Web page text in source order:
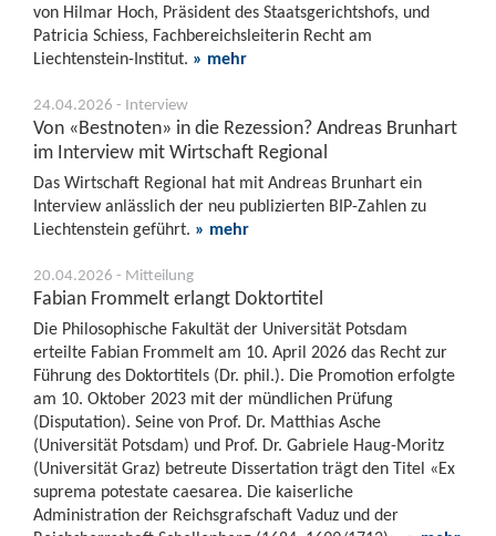
von Hilmar Hoch, Präsident des Staatsgerichtshofs, und
Patricia Schiess, Fachbereichsleiterin Recht am
Liechtenstein-Institut. » mehr
24.04.2026 - Interview
Von «Bestnoten» in die Rezession? Andreas Brunhart
im Interview mit Wirtschaft Regional
Das Wirtschaft Regional hat mit Andreas Brunhart ein
Interview anlässlich der neu publizierten BIP-Zahlen zu
Liechtenstein geführt. » mehr
20.04.2026 - Mitteilung
Fabian Frommelt erlangt Doktortitel
Die Philosophische Fakultät der Universität Potsdam
erteilte Fabian Frommelt am 10. April 2026 das Recht zur
Führung des Doktortitels (Dr. phil.). Die Promotion erfolgte
am 10. Oktober 2023 mit der mündlichen Prüfung
(Disputation). Seine von Prof. Dr. Matthias Asche
(Universität Potsdam) und Prof. Dr. Gabriele Haug-Moritz
(Universität Graz) betreute Dissertation trägt den Titel «Ex
suprema potestate caesarea. Die kaiserliche
Administration der Reichsgrafschaft Vaduz und der